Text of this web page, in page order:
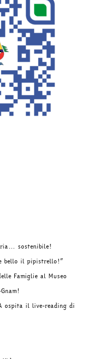
sostenibile!
bello il pipistrello!”
Famiglie al Museo
ospita il live-reading di